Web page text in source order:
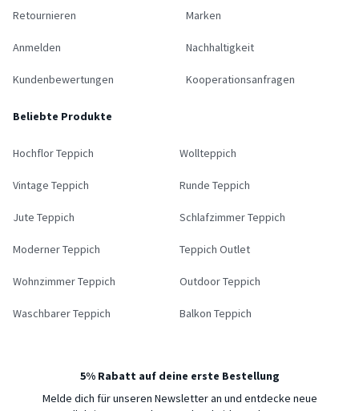
Retournieren
Anmelden
Kundenbewertungen
Marken
Nachhaltigkeit
Kooperationsanfragen
Beliebte Produkte
Hochflor Teppich Wollteppich
Vintage Teppich Runde Teppich
Jute Teppich Schlafzimmer Teppich
Moderner Teppich Teppich Outlet
Wohnzimmer Teppich Outdoor Teppich
Waschbarer Teppich Balkon Teppich
5% Rabatt auf deine erste Bestellung
Melde dich für unseren Newsletter an und entdecke neue